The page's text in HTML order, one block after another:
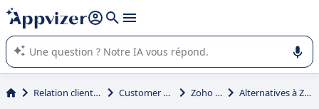
répondre (plusieurs lignes avec
L'IA de Appvizer vous guide dans l'utilisation ou la sélection de
logiciel SaaS en entreprise.
Relation client et vente Customer Success Zoho Desk Alternatives à Zoho Desk